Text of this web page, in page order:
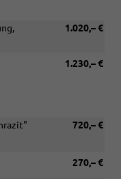
1.020,– €
1.230,– €
720,– €
270,– €